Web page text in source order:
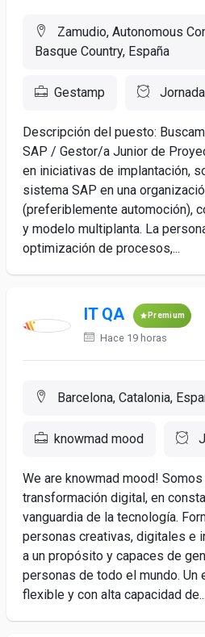
Zamudio, Autonomous
Basque Country, España
Gestamp
Descripción del puesto:
SAP / Gestor/a Junior de
en iniciativas de implantación,
sistema SAP en una
(preferiblemente automoción),
y modelo multiplanta. La
optimización de procesos,...
IT QA Premium
Hace 19 horas
Barcelona, Catalonia,
knowmad mood
We are knowmad mood!
transformación digital, en
vanguardia de la tecnología.
personas creativas, digitales e
a un propósito y capaces de
personas de todo el mundo. Un
flexible y con alta capacidad de...